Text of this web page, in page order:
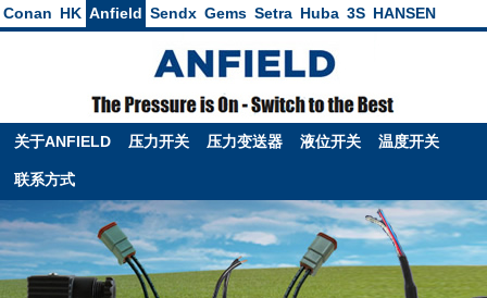
Conan HK Anfield Sendx Gems Setra Huba 3S HANSEN
关于ANFIELD 压力开关 压力变送器 液位开关 温度开关
联系方式